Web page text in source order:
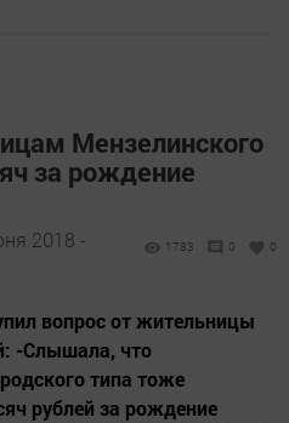
Мензелинского
за рождение
2018 -
1783 0 0
вопрос от жительницы
-Слышала, что
типа тоже
рублей за рождение